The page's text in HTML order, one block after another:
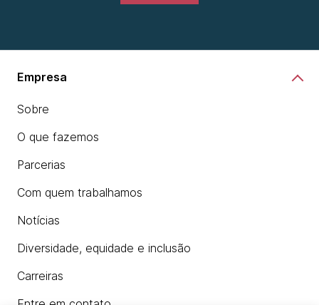
Empresa
Sobre
O que fazemos
Parcerias
Com quem trabalhamos
Notícias
Diversidade, equidade e inclusão
Carreiras